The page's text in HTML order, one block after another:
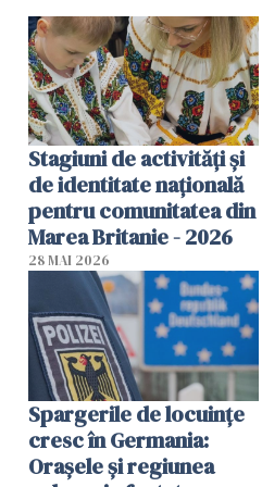
Stagiuni de activități și
de identitate națională
pentru comunitatea din
Marea Britanie - 2026
28 MAI 2026
Spargerile de locuințe
cresc în Germania:
Orașele și regiunea